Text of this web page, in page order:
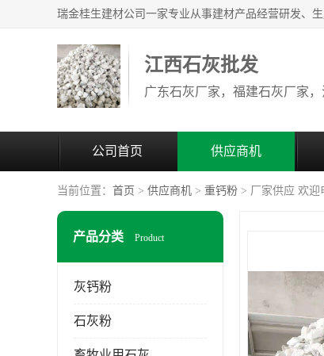
江西石灰批发
公司首页 供应商机
当前位置： 首页 > 供应商机 > 重钙粉 > 厂家供应 欢迎
产品分类 Product
灰钙粉
石灰粉